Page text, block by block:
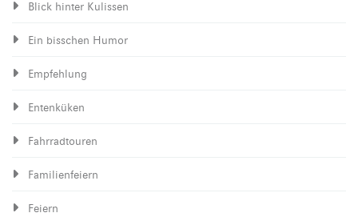
Blick hinter Kulissen
Ein bisschen Humor
Empfehlung
Entenküken
Fahrradtouren
Familienfeiern
Feiern